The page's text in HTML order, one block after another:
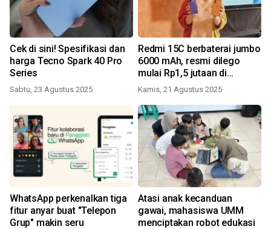
Cek di sini! Spesifikasi dan
harga Tecno Spark 40 Pro
Series
Sabtu, 23 Agustus 2025
Redmi 15C berbaterai jumbo
6000 mAh, resmi dilego
mulai Rp1,5 jutaan di
Indonesia
Kamis, 21 Agustus 2025
WhatsApp perkenalkan tiga
fitur anyar buat "Telepon
Grup" makin seru
Atasi anak kecanduan
gawai, mahasiswa UMM
menciptakan robot edukasi